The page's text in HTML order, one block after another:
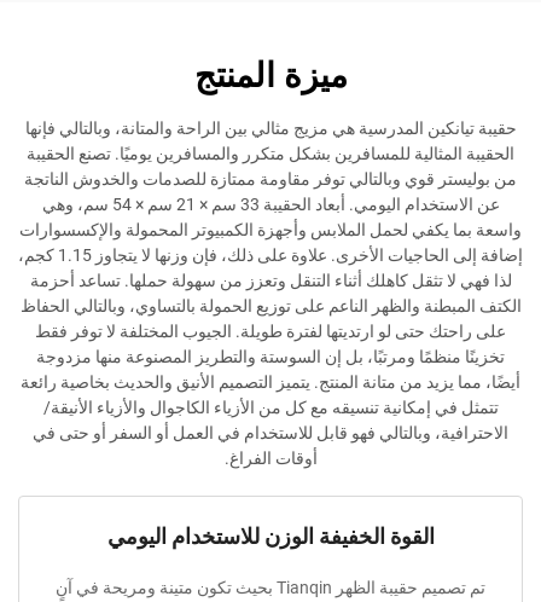
ميزة المنتج
المدرسية هي مزيج مثالي بين الراحة والمتانة، وبالتالي فإنها
للمسافرين بشكل متكرر والمسافرين يوميًا. تصنع الحقيبة
قوي وبالتالي توفر مقاومة ممتازة للصدمات والخدوش الناتجة
عن الاستخدام اليومي. أبعاد الحقيبة 33 سم × 21 سم × 54 سم، وهي
لحمل الملابس وأجهزة الكمبيوتر المحمولة والإكسسوارات
إضافة إلى الحاجيات الأخرى. علاوة على ذلك، فإن وزنها لا يتجاوز 1.15 كجم،
تثقل كاهلك أثناء التنقل وتعزز من سهولة حملها. تساعد أحزمة
والظهر الناعم على توزيع الحمولة بالتساوي، وبالتالي الحفاظ
حتى لو ارتديتها لفترة طويلة. الجيوب المختلفة لا توفر فقط
ومرتبًا، بل إن السوستة والتطريز المصنوعة منها مزدوجة
من متانة المنتج. يتميز التصميم الأنيق والحديث بخاصية رائعة
إمكانية تنسيقه مع كل من الأزياء الكاجوال والأزياء الأنيقة/
وبالتالي فهو قابل للاستخدام في العمل أو السفر أو حتى في
القوة الخفيفة الوزن للاستخدام اليومي
تم تصميم حقيبة الظهر Tianqin بحيث تكون متينة ومريحة في آنٍ